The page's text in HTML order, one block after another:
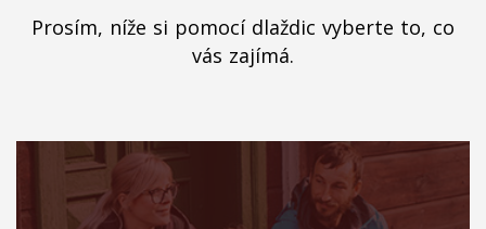
Prosím, níže si pomocí dlaždic vyberte to, co
vás zajímá.